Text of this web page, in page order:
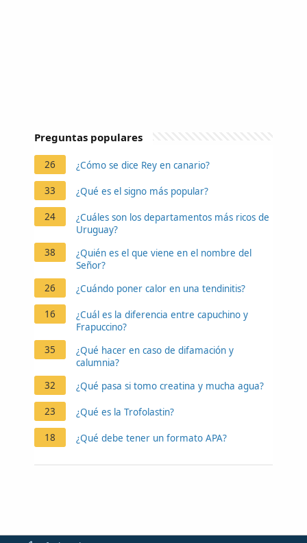
Preguntas populares
26 ¿Cómo se dice Rey en canario?
33 ¿Qué es el signo más popular?
24
¿Cuáles son los departamentos más ricos de
Uruguay?
38
¿Quién es el que viene en el nombre del
Señor?
26
¿Cuándo poner calor en una tendinitis?
16
¿Cuál es la diferencia entre capuchino y
Frapuccino?
35
¿Qué hacer en caso de difamación y
calumnia?
32
¿Qué pasa si tomo creatina y mucha agua?
23 ¿Qué es la Trofolastin?
18 ¿Qué debe tener un formato APA?